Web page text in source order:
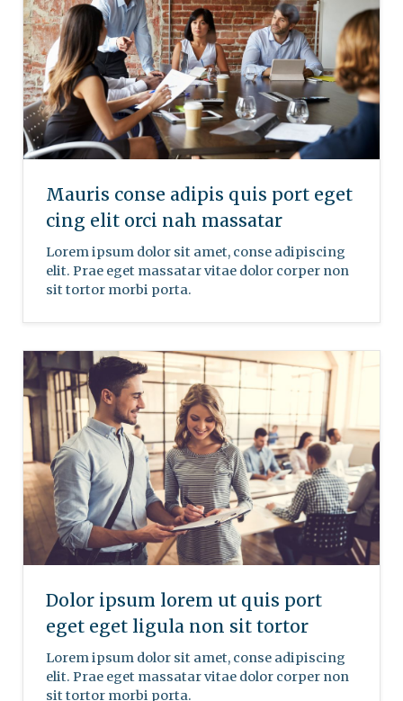
Mauris conse adipis quis port eget
cing elit orci nah massatar
Lorem ipsum dolor sit amet, conse adipiscing
elit. Prae eget massatar vitae dolor corper non
sit tortor morbi porta.
Dolor ipsum lorem ut quis port
eget eget ligula non sit tortor
Lorem ipsum dolor sit amet, conse adipiscing
elit. Prae eget massatar vitae dolor corper non
sit tortor morbi porta.